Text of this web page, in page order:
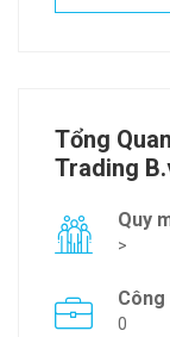
Tổng
Trading
Quy
>
0